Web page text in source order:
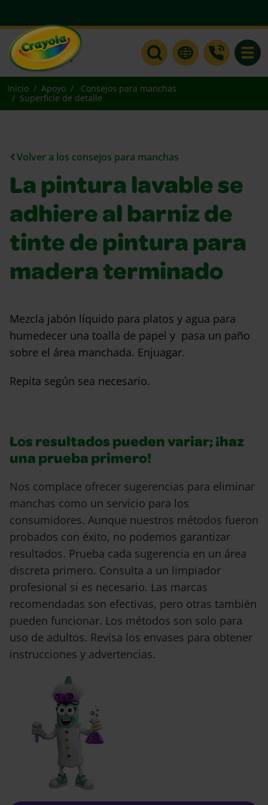
Inicio Apoyo
Consejos para manchas
Superficie de detalle
Volver a los consejos para manchas
La pintura lavable se
adhiere al barniz de
tinte de pintura para
madera terminado
Mezcla jabón líquido para platos y agua para
humedecer una toalla de papel y pasa un paño
sobre el área manchada. Enjuagar.
Repita según sea necesario.
Los resultados pueden variar; ¡haz
una prueba primero!
Nos complace ofrecer sugerencias para eliminar
manchas como un servicio para los
consumidores. Aunque nuestros métodos fueron
probados con éxito, no podemos garantizar
resultados. Prueba cada sugerencia en un área
discreta primero. Consulta a un limpiador
profesional si es necesario. Las marcas
recomendadas son efectivas, pero otras también
pueden funcionar. Los métodos son solo para
uso de adultos. Revisa los envases para obtener
instrucciones y advertencias.